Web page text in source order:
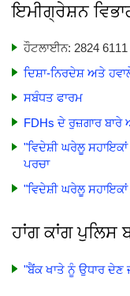
ਇਮੀਗ੍ਰੇਸ਼ਨ
ਹੌਟਲਾਈਨ: 2824 6111
ਦਿਸ਼ਾ-ਨਿਰਦੇਸ਼ ਅਤੇ
ਸਬੰਧਤ ਫਾਰਮ
FDHs ਦੇ ਰੁਜ਼ਗਾਰ
"ਵਿਦੇਸ਼ੀ ਘਰੇਲੂ ਸਹਾਇਕਾਂ
ਪਰਚਾ
"ਵਿਦੇਸ਼ੀ ਘਰੇਲੂ
ਹਾਂਗ ਕਾਂਗ ਪੁਲਿਸ
"ਬੈਂਕ ਖਾਤੇ ਨੂੰ ਉਧਾਰ ਦੇਣ